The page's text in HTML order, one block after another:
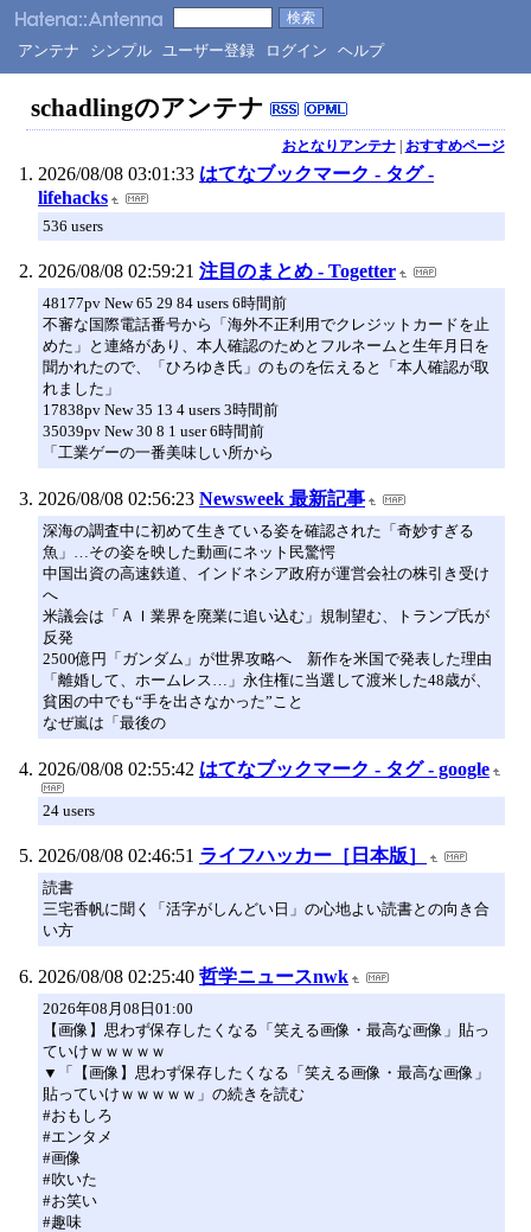
アンテナ シンプル ユーザー登録 ログイン ヘルプ
schadlingのアンテナ
おとなりアンテナ| おすすめページ
2026/08/08 03:01:33 はてなブックマーク - タグ -
lifehacks
536 users
2026/08/08 02:59:21 注目のまとめ - Togetter
48177pv New 65 29 84 users 6時間前
不審な国際電話番号から「海外不正利用でクレジットカードを止
めた」と連絡があり、本人確認のためとフルネームと生年月日を
聞かれたので、「ひろゆき氏」のものを伝えると「本人確認が取
れました」
17838pv New 35 13 4 users 3時間前
35039pv New 30 8 1 user 6時間前
「工業ゲーの一番美味しい所から
2026/08/08 02:56:23 Newsweek 最新記事
深海の調査中に初めて生きている姿を確認された「奇妙すぎる
魚」…その姿を映した動画にネット民驚愕
中国出資の高速鉄道、インドネシア政府が運営会社の株引き受け
へ
米議会は「ＡＩ業界を廃業に追い込む」規制望む、トランプ氏が
反発
2500億円「ガンダム」が世界攻略へ 新作を米国で発表した理由
「離婚して、ホームレス…」永住権に当選して渡米した48歳が、
貧困の中でも“手を出さなかった”こと
なぜ嵐は「最後の
2026/08/08 02:55:42 はてなブックマーク - タグ - google
24 users
2026/08/08 02:46:51 ライフハッカー［日本版］
読書
三宅香帆に聞く「活字がしんどい日」の心地よい読書との向き合
い方
2026/08/08 02:25:40 哲学ニュースnwk
2026年08月08日01:00
【画像】思わず保存したくなる「笑える画像・最高な画像」貼っ
ていけｗｗｗｗｗ
▼「【画像】思わず保存したくなる「笑える画像・最高な画像」
貼っていけｗｗｗｗｗ」の続きを読む
#おもしろ
#エンタメ
#画像
#吹いた
#お笑い
#趣味